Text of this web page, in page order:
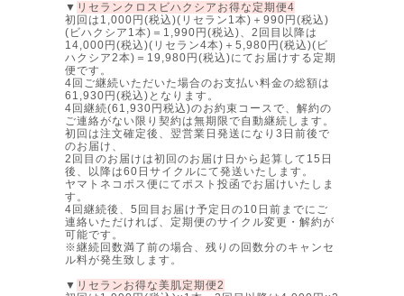
▼ リセランクロスビハクシアお得な定期便4
初回は1,000円(税込)(リセラン1本)＋990円(税込)
(ビハクシア1本)＝1,990円(税込)、2回目以降は
14,000円(税込)(リセラン4本)＋5,980円(税込)(ビ
ハクシア2本)＝19,980円(税込)にてお届けする定期
便です。
4回ご継続いただいた場合のお支払い料金の総額は
61,930円(税込)となります。
4回継続(61,930円税込)のお約束コースで、解約の
ご連絡がない限り契約は無期限で自動継続します。
初回は注文確定後、翌営業日発送になり3日前後で
のお届け、
2回目のお届けは初回のお届け日から起算して15日
後、以降は60日サイクルにて発送いたします。
ヤマトネコポス便にてポスト投函でお届けいたしま
す。
4回継続後、5回目お届け予定日の10日前までにご
連絡いただければ、定期便のサイクル変更・解約が
可能です。
※継続回数満了前の場合、残りの回数分のキャンセ
ル料が発生致します。
▼ リセランお得な美肌定期便2